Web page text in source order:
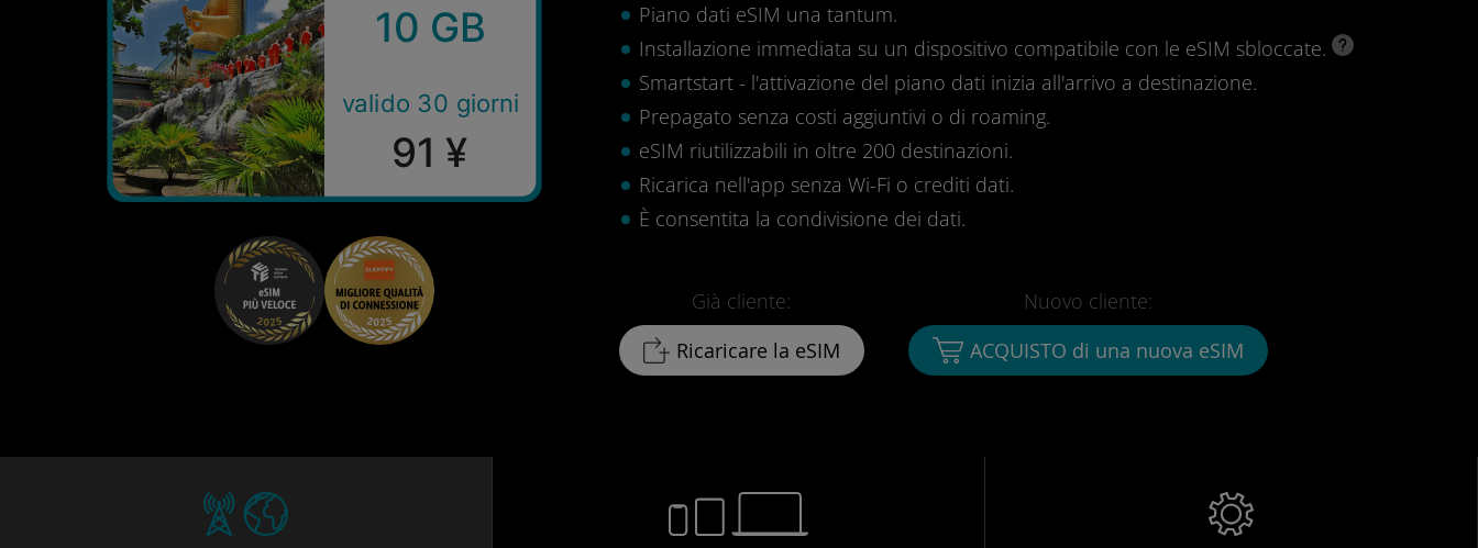
10 GB
valido 30 giorni
91 ¥
Piano dati eSIM una tantum.
Installazione immediata su un dispositivo compatibile con le eSIM sbloccate.
Smartstart - l'attivazione del piano dati inizia all'arrivo a destinazione.
Prepagato senza costi aggiuntivi o di roaming.
eSIM riutilizzabili in oltre 200 destinazioni.
Ricarica nell'app senza Wi-Fi o crediti dati.
È consentita la condivisione dei dati.
Già cliente:
Ricaricare la eSIM
Nuovo cliente:
ACQUISTO di una nuova eSIM